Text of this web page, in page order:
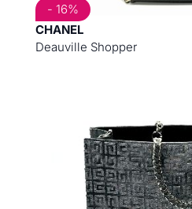
CHANEL
Deauville Shopper
- 16%